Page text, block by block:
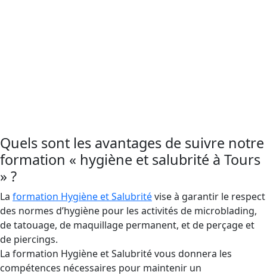
Quels sont les avantages de suivre notre
formation « hygiène et salubrité à Tours
» ?
La formation Hygiène et Salubritévise à garantir le respect
des normes d’hygiène pour les activités de microblading,
de tatouage, de maquillage permanent, et de perçage et
de piercings.
La formation Hygiène et Salubrité vous donnera les
compétences nécessaires pour maintenir un